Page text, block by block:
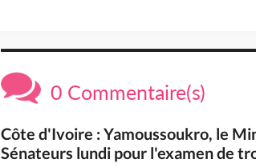
0 Commentaire(s)
Côte d'Ivoire : Yamoussoukro, le
Sénateurs lundi pour l'examen de